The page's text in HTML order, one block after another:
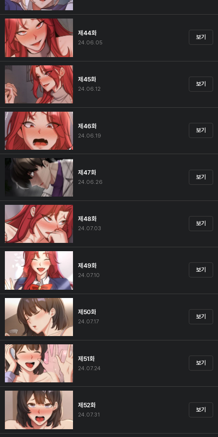
제44화
24.06.05
보기
제45화
24.06.12
보기
제46화
24.06.19
보기
제47화
24.06.26
보기
제48화
24.07.03
보기
제49화
24.07.10
보기
제50화
24.07.17
보기
제51화
24.07.24
보기
제52화
24.07.31
보기